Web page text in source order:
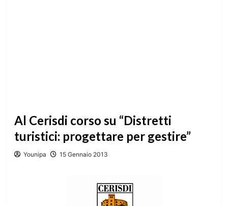
Al Cerisdi corso su “Distretti
turistici: progettare per gestire”
Younipa 15 Gennaio 2013